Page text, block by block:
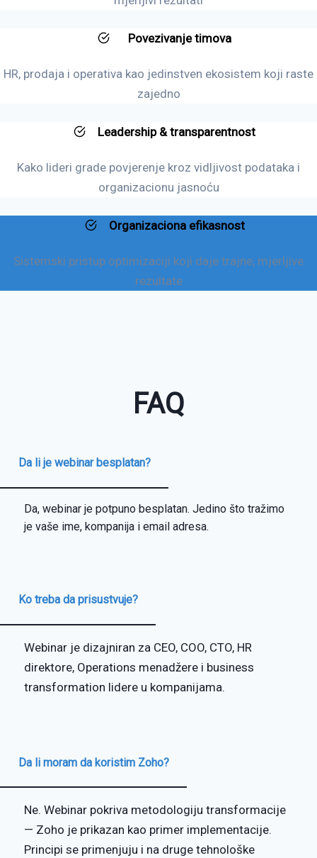
Povezivanje timova
HR, prodaja i operativa kao jedinstven ekosistem koji raste
zajedno
Leadership & transparentnost
Kako lideri grade povjerenje kroz vidljivost podataka i
organizacionu jasnoću
Organizaciona efikasnost
Sistemski pristup optimizaciji koji daje trajne, mjerljive
rezultate
FAQ
Da li je webinar besplatan?
Da, webinar je potpuno besplatan. Jedino što tražimo
je vaše ime, kompanija i email adresa.
Ko treba da prisustvuje?
Webinar je dizajniran za CEO, COO, CTO, HR
direktore, Operations menadžere i business
transformation lidere u kompanijama.
Da li moram da koristim Zoho?
Ne. Webinar pokriva metodologiju transformacije
— Zoho je prikazan kao primer implementacije.
Principi se primenjuju i na druge tehnološke